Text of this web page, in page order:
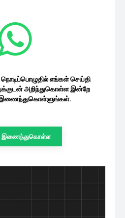
எங்கள் செய்தி
அறிந்துகொள்ள இன்றே
இணைந்துகொள்ளுங்கள்.
இணைந்துகொள்ள